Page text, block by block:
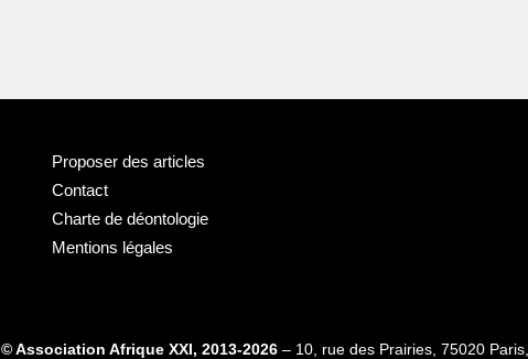
Proposer des articles
Contact
Charte de déontologie
Mentions légales
© Association Afrique XXI, 2013-2026– 10, rue des Prairies, 75020